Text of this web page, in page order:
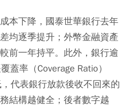
本下降，國泰世華銀行去年
均逐季提升；外幣金融資產
前一年持平。此外，銀行逾
蓋率（Coverage Ratio）
代表銀行放款後收不回來的
結構越健全；後者數字越